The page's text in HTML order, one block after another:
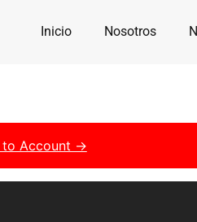
Inicio Nosotros
to Account →